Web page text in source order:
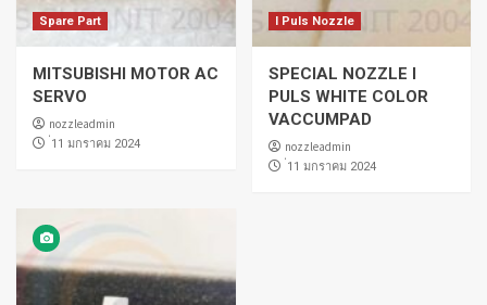
Spare Part
MITSUBISHI MOTOR AC
SERVO
nozzleadmin
่11 มกราคม 2024
I Puls Nozzle
SPECIAL NOZZLE I
PULS WHITE COLOR
VACCUMPAD
nozzleadmin
่11 มกราคม 2024